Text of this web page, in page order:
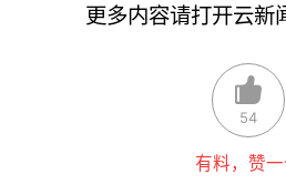
更多内容请打开云新
54
有料，赞